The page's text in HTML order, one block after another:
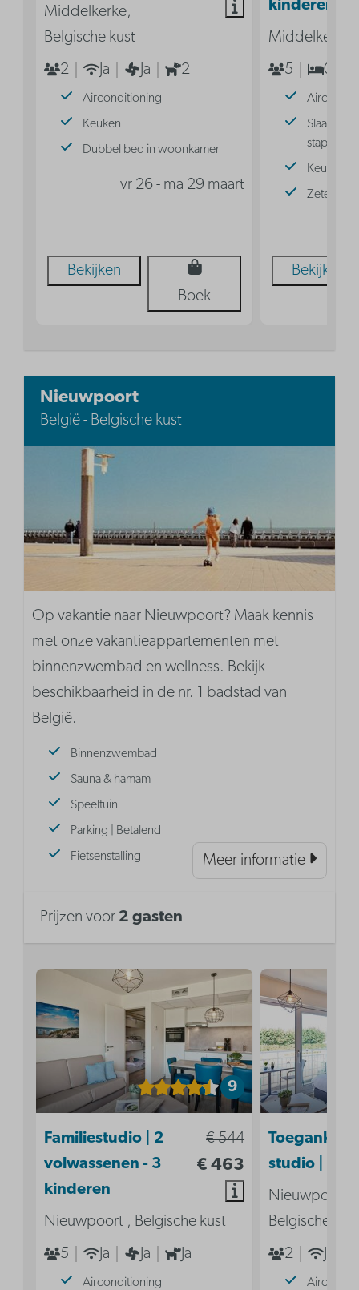
Middelkerke,
Belgische kust
2
Ja Ja 2
Airconditioning
Keuken
Dubbel bed in woonkamer
vr 26 - ma 29 maart
Bekijken
Boek
kinderen
Middelkerke,
5
0
stapelbed
Keuken
Zetelbed
Bekijken
Nieuwpoort
België - Belgische kust
Op vakantie naar Nieuwpoort? Maak kennis
met onze vakantieappartementen met
binnenzwembad en wellness. Bekijk
beschikbaarheid in de nr. 1 badstad van
België.
Binnenzwembad
Sauna & hamam
Speeltuin
Parking | Betalend
Fietsenstalling
Meer informatie
Prijzen voor 2 gasten
9
€ 544
€ 463
Familiestudio | 2
volwassenen - 3
kinderen
Nieuwpoort , Belgische kust
5
Ja Ja Ja
Airconditioning
studio | 2p
Nieuwpoort ,
Belgische
2